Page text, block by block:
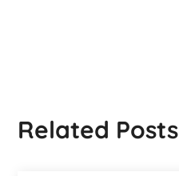
Related Posts